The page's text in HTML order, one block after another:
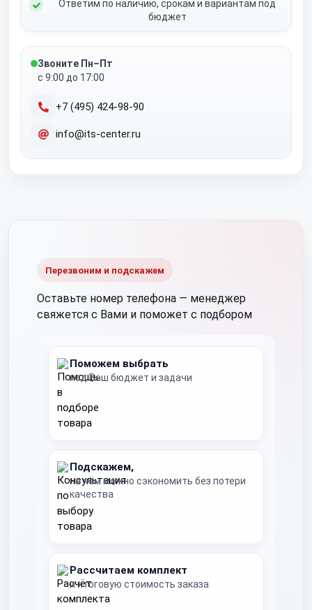
Ответим по наличию, срокам и вариантам под
бюджет
Звоните Пн–Пт
с 9:00 до 17:00
+7 (495) 424-98-90
info@its-center.ru
Перезвоним и подскажем
Оставьте номер телефона — менеджер
свяжется с Вами и поможет с подбором
Поможем выбрать
под Ваш бюджет и задачи
Подскажем,
на чём можно сэкономить без потери
качества
Рассчитаем комплект
и итоговую стоимость заказа